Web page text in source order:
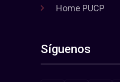
Home PUCP
Síguenos